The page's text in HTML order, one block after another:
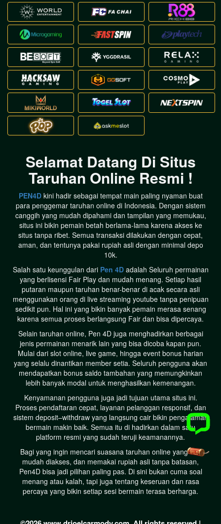
fj****cvTelah Berhasil Melakukan Withdraw
Rp 5.920.000,00
Selamat Datang Di Situs
Taruhan Online Resmi !
PEN4Dkini hadir sebagai tempat main paling nyaman buat
para penggemar taruhan online di Indonesia. Dengan sistem
canggih yang mudah dipahami dan tampilan yang memukau,
situs ini bikin pemain betah berlama-lama karena akses ke
situs tanpa ribet. Semua transaksi dilakukan dengan cepat,
aman, dan tentunya pakai rupiah asli dengan minimal depo
10k.
Salah satu keunggulan dari Pen 4Dadalah Seluruh permainan
yang berlisensi Fair Play dan mudah menang. Setiap hasil
putaran maupun taruhan benar-benar di acak secara asli
menggunakan orang di live streaming youtube tanpa penipuan
sedikit pun. Hal ini yang bikin banyak pemain merasa senang
karena semua proses berlangsung Fair dan bisa dipercaya.
Selain taruhan online, Pen 4D juga menghadirkan berbagai
jenis permainan menarik lain yang bisa dicoba kapan pun.
Mulai dari slot online, live game, hingga event bonus harian
yang selalu dinantikan member setia. Seluruh pengguna akan
mendapatkan bonus saldo tambahan yang memungkinkan
lebih banyak modal untuk menghasilkan kemenangan.
Kenyamanan pengguna juga jadi tujuan utama situs ini.
Proses pendaftaran cepat, layanan pelanggan responsif, dan
sistem deposit–withdraw yang langsung cair bikin pengalaman
bermain makin baik. Semua itu di hadirkan dalam satu
platform resmi yang sudah teruji keamanannya.
Bagi yang ingin mencari suasana taruhan online yang fair,
mudah diakses, dan memakai rupiah asli tanpa batasan,
Pen4D bisa jadi pilihan paling pas. Di sini bukan cuma soal
menang atau kalah, tapi juga tentang keseruan dan rasa
percaya yang bikin setiap sesi bermain terasa berharga.